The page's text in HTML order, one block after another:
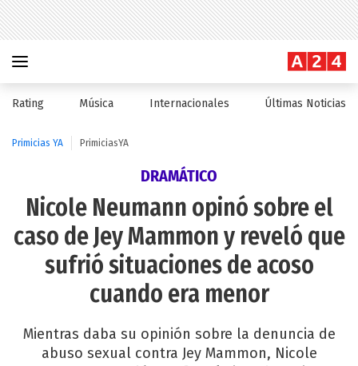
Rating Música Internacionales Últimas Noticias
Primicias YA PrimiciasYA
DRAMÁTICO
Nicole Neumann opinó sobre el
caso de Jey Mammon y reveló que
sufrió situaciones de acoso
cuando era menor
Mientras daba su opinión sobre la denuncia de
abuso sexual contra Jey Mammon, Nicole